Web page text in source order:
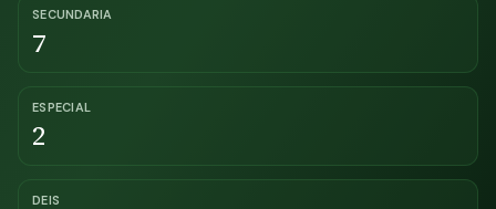
SECUNDARIA
7
ESPECIAL
2
DEIS